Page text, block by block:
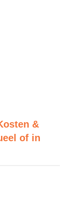
&
of in